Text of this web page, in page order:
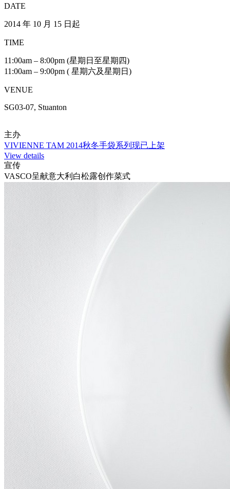
DATE
2014 年 10 月 15 日起
TIME
11:00am – 8:00pm (星期日至星期四)
11:00am – 9:00pm ( 星期六及星期日)
VENUE
SG03-07, Stuanton
主办
VIVIENNE TAM 2014秋冬手袋系列现已上架
View details
宣传
VASCO呈献意大利白松露创作菜式